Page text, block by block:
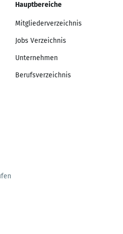
Hauptbereiche
Mitgliederverzeichnis
Jobs Verzeichnis
Unternehmen
Berufsverzeichnis